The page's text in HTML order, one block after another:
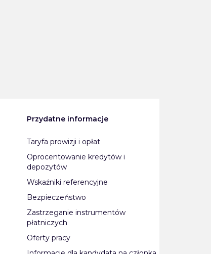
Przydatne informacje
Taryfa prowizji i opłat
Oprocentowanie kredytów i
depozytów
Wskaźniki referencyjne
Bezpieczeństwo
Zastrzeganie instrumentów
płatniczych
Oferty pracy